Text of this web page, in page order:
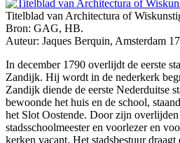
Titelblad van Architectura of
Bron: GAG, HB.
Auteur: Jaques Berquin, Amsterdam
In december 1790 overlijdt de eerste
Zandijk. Hij wordt in de nederkerk
Zandijk diende de eerste Nederduitse
bewoonde het huis en de school,
het Slot Oostende. Door zijn
stadsschoolmeester en voorlezer en
kerken vacant. Het stadsbestuur